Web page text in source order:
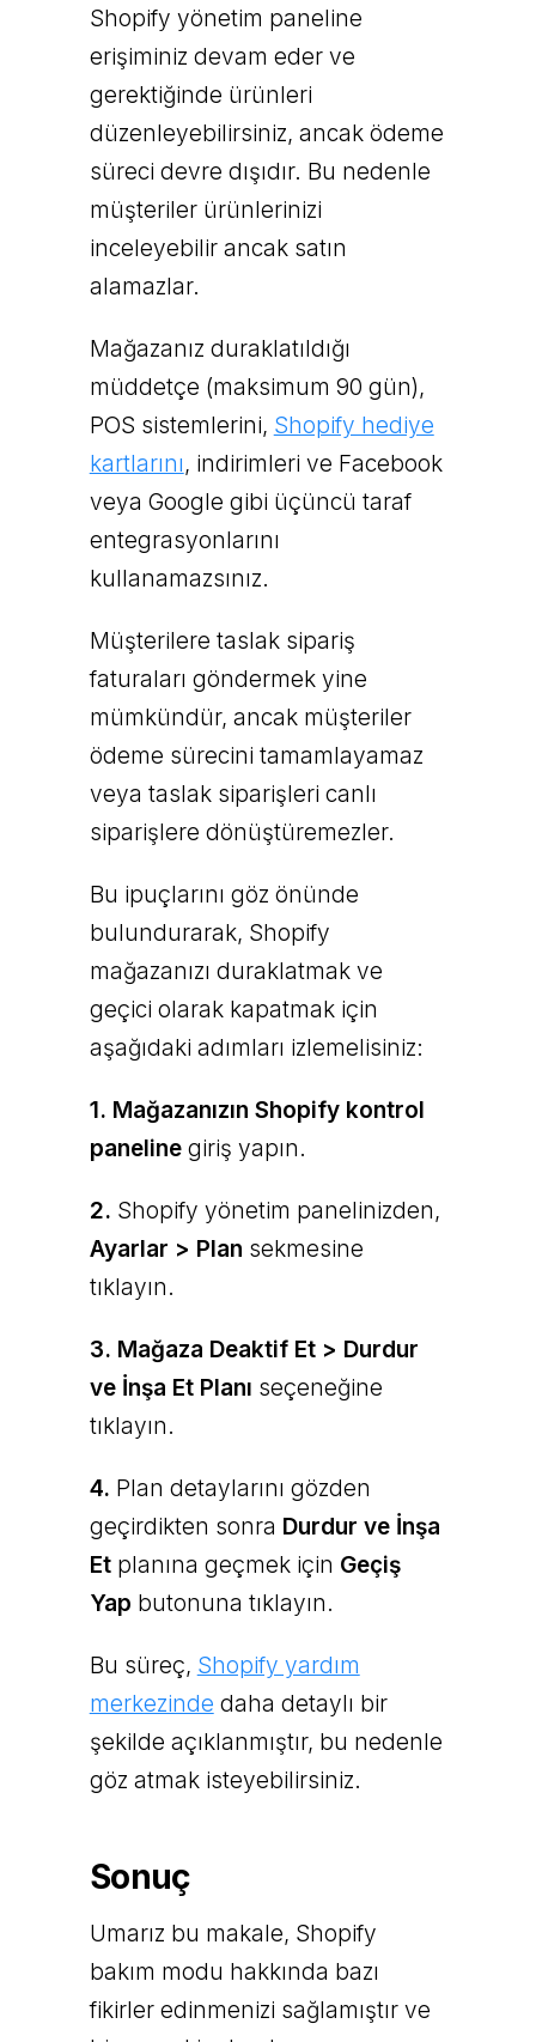
Shopify yönetim paneline
erişiminiz devam eder ve
gerektiğinde ürünleri
düzenleyebilirsiniz, ancak ödeme
süreci devre dışıdır. Bu nedenle
müşteriler ürünlerinizi
inceleyebilir ancak satın
alamazlar.
Mağazanız duraklatıldığı
müddetçe (maksimum 90 gün),
POS sistemlerini, Shopify hediye
kartlarını, indirimleri ve Facebook
veya Google gibi üçüncü taraf
entegrasyonlarını
kullanamazsınız.
Müşterilere taslak sipariş
faturaları göndermek yine
mümkündür, ancak müşteriler
ödeme sürecini tamamlayamaz
veya taslak siparişleri canlı
siparişlere dönüştüremezler.
Bu ipuçlarını göz önünde
bulundurarak, Shopify
mağazanızı duraklatmak ve
geçici olarak kapatmak için
aşağıdaki adımları izlemelisiniz:
1. Mağazanızın Shopify kontrol
panelinegiriş yapın.
2. Shopify yönetim panelinizden,
Ayarlar > Plan sekmesine
tıklayın.
3. Mağaza Deaktif Et > Durdur
ve İnşa Et Planı seçeneğine
tıklayın.
4. Plan detaylarını gözden
geçirdikten sonra Durdur ve İnşa
Etplanına geçmek için Geçiş
Yap butonuna tıklayın.
Bu süreç, Shopify yardım
merkezinde daha detaylı bir
şekilde açıklanmıştır, bu nedenle
göz atmak isteyebilirsiniz.
Sonuç
Umarız bu makale, Shopify
bakım modu hakkında bazı
fikirler edinmenizi sağlamıştır ve